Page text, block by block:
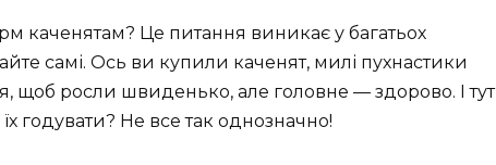
каченятам? Це питання виникає у багатьох
самі. Ось ви купили каченят, милі пухнастики
щоб росли швиденько, але головне — здорово. І тут
годувати? Не все так однозначно!